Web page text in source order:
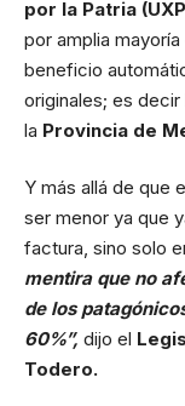
por la Patria
por amplia mayoría
beneficio
originales; es decir
la Provincia de
Y más allá de que
ser menor ya que
factura, sino solo
mentira que no
de los
60%”, dijo el
Todero.